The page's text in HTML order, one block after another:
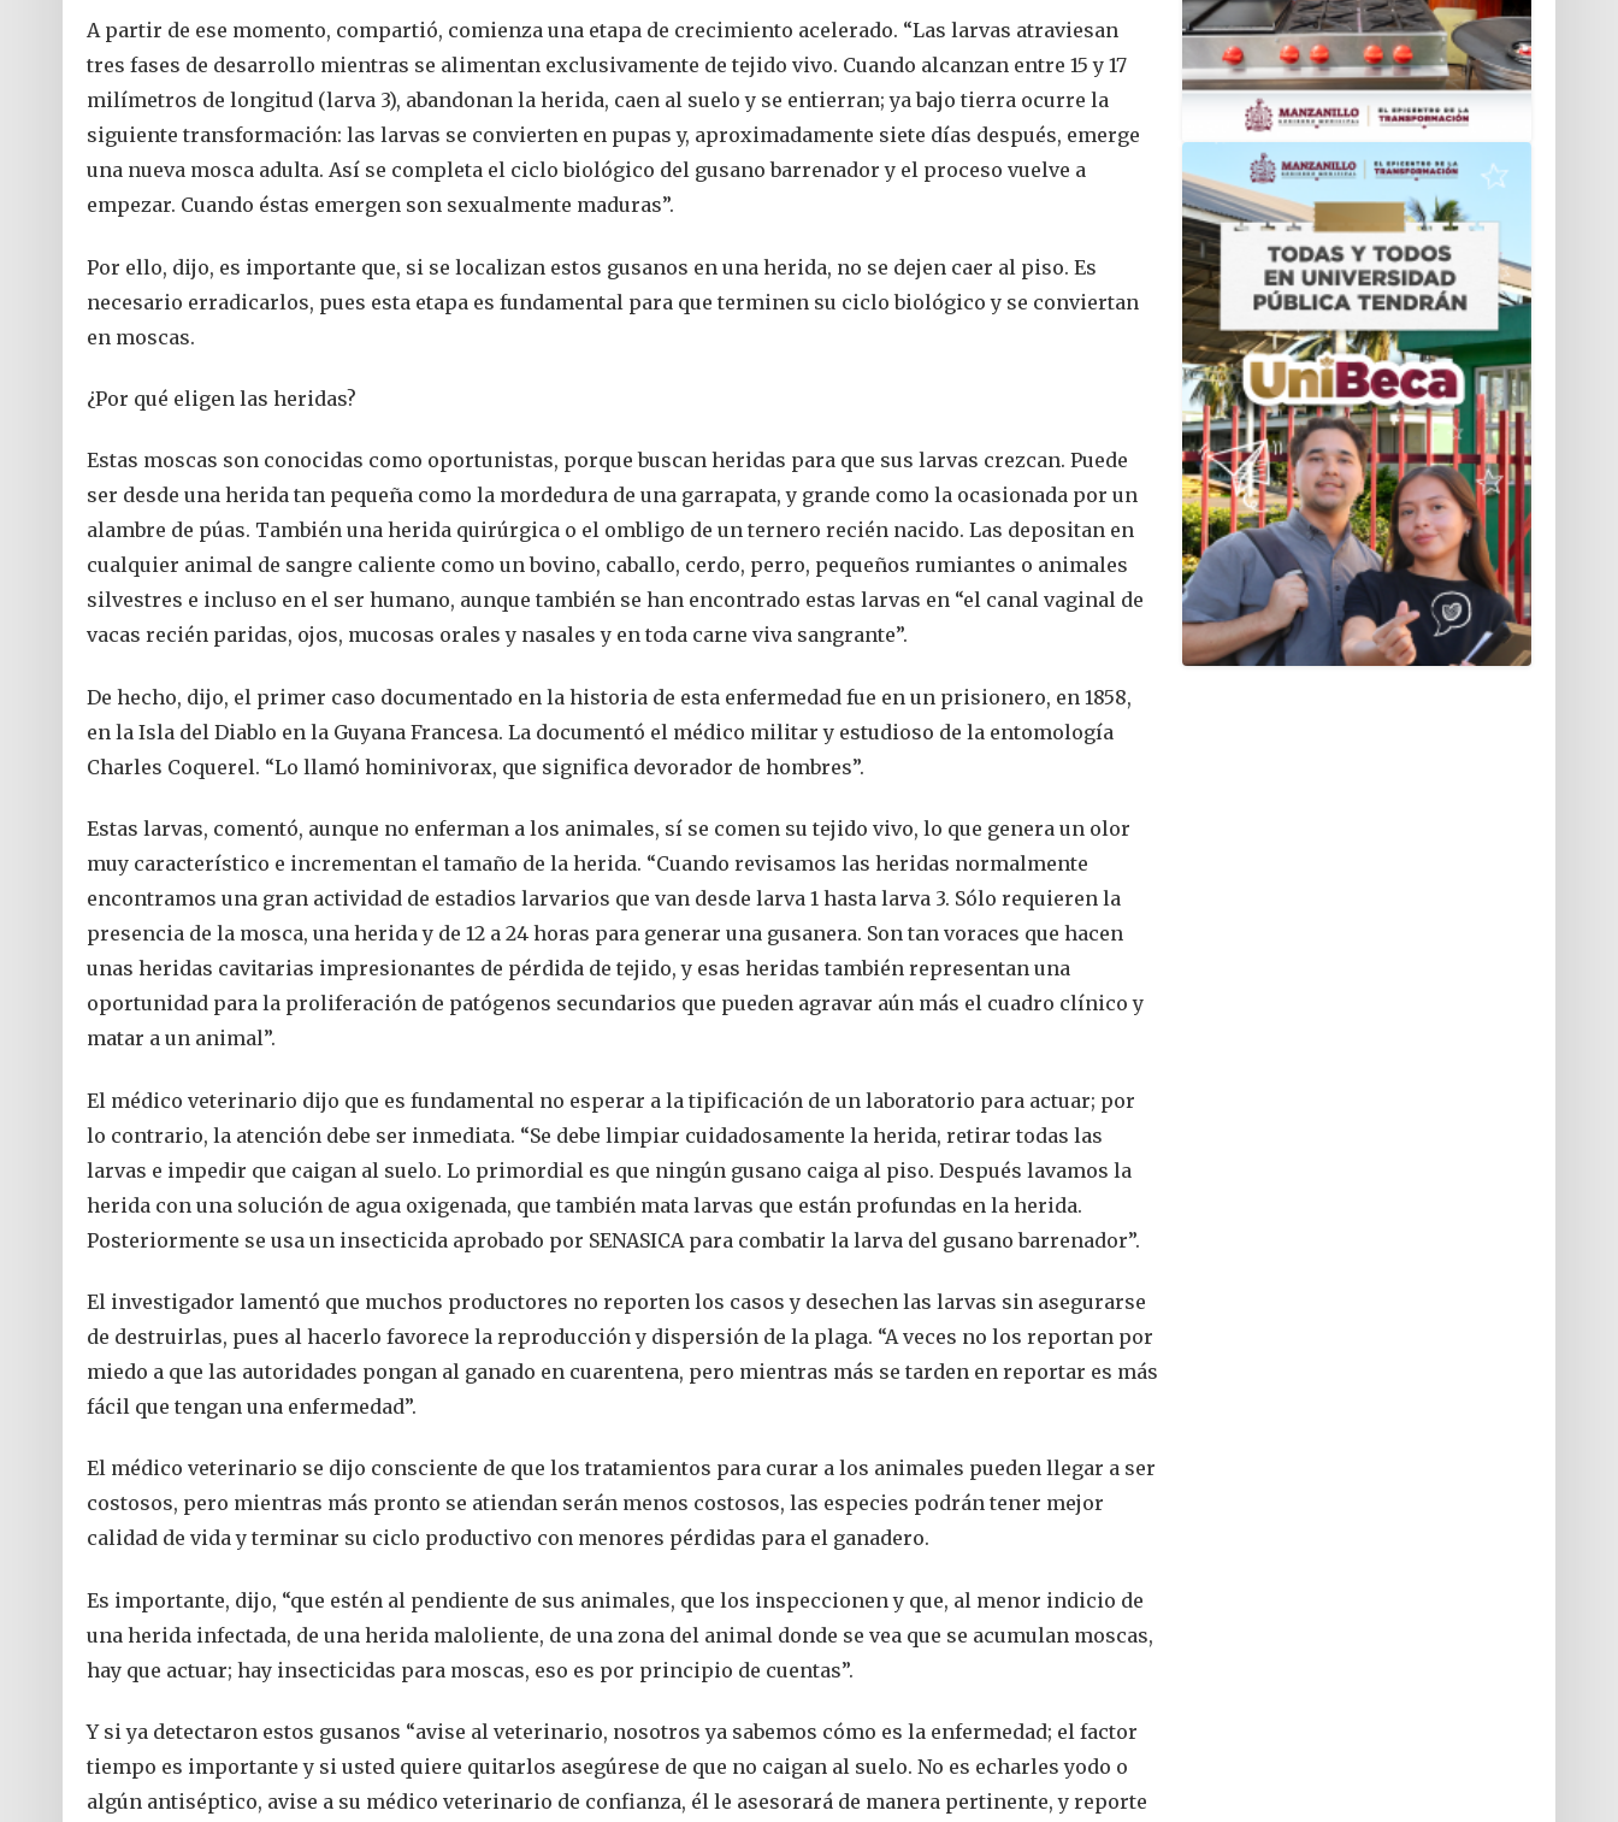
A partir de ese momento, compartió, comienza una etapa de crecimiento acelerado. “Las larvas atraviesan
tres fases de desarrollo mientras se alimentan exclusivamente de tejido vivo. Cuando alcanzan entre 15 y 17
milímetros de longitud (larva 3), abandonan la herida, caen al suelo y se entierran; ya bajo tierra ocurre la
siguiente transformación: las larvas se convierten en pupas y, aproximadamente siete días después, emerge
una nueva mosca adulta. Así se completa el ciclo biológico del gusano barrenador y el proceso vuelve a
empezar. Cuando éstas emergen son sexualmente maduras”.
Por ello, dijo, es importante que, si se localizan estos gusanos en una herida, no se dejen caer al piso. Es
necesario erradicarlos, pues esta etapa es fundamental para que terminen su ciclo biológico y se conviertan
en moscas.
¿Por qué eligen las heridas?
Estas moscas son conocidas como oportunistas, porque buscan heridas para que sus larvas crezcan. Puede
ser desde una herida tan pequeña como la mordedura de una garrapata, y grande como la ocasionada por un
alambre de púas. También una herida quirúrgica o el ombligo de un ternero recién nacido. Las depositan en
cualquier animal de sangre caliente como un bovino, caballo, cerdo, perro, pequeños rumiantes o animales
silvestres e incluso en el ser humano, aunque también se han encontrado estas larvas en “el canal vaginal de
vacas recién paridas, ojos, mucosas orales y nasales y en toda carne viva sangrante”.
De hecho, dijo, el primer caso documentado en la historia de esta enfermedad fue en un prisionero, en 1858,
en la Isla del Diablo en la Guyana Francesa. La documentó el médico militar y estudioso de la entomología
Charles Coquerel. “Lo llamó hominivorax, que significa devorador de hombres”.
Estas larvas, comentó, aunque no enferman a los animales, sí se comen su tejido vivo, lo que genera un olor
muy característico e incrementan el tamaño de la herida. “Cuando revisamos las heridas normalmente
encontramos una gran actividad de estadios larvarios que van desde larva 1 hasta larva 3. Sólo requieren la
presencia de la mosca, una herida y de 12 a 24 horas para generar una gusanera. Son tan voraces que hacen
unas heridas cavitarias impresionantes de pérdida de tejido, y esas heridas también representan una
oportunidad para la proliferación de patógenos secundarios que pueden agravar aún más el cuadro clínico y
matar a un animal”.
El médico veterinario dijo que es fundamental no esperar a la tipificación de un laboratorio para actuar; por
lo contrario, la atención debe ser inmediata. “Se debe limpiar cuidadosamente la herida, retirar todas las
larvas e impedir que caigan al suelo. Lo primordial es que ningún gusano caiga al piso. Después lavamos la
herida con una solución de agua oxigenada, que también mata larvas que están profundas en la herida.
Posteriormente se usa un insecticida aprobado por SENASICA para combatir la larva del gusano barrenador”.
El investigador lamentó que muchos productores no reporten los casos y desechen las larvas sin asegurarse
de destruirlas, pues al hacerlo favorece la reproducción y dispersión de la plaga. “A veces no los reportan por
miedo a que las autoridades pongan al ganado en cuarentena, pero mientras más se tarden en reportar es más
fácil que tengan una enfermedad”.
El médico veterinario se dijo consciente de que los tratamientos para curar a los animales pueden llegar a ser
costosos, pero mientras más pronto se atiendan serán menos costosos, las especies podrán tener mejor
calidad de vida y terminar su ciclo productivo con menores pérdidas para el ganadero.
Es importante, dijo, “que estén al pendiente de sus animales, que los inspeccionen y que, al menor indicio de
una herida infectada, de una herida maloliente, de una zona del animal donde se vea que se acumulan moscas,
hay que actuar; hay insecticidas para moscas, eso es por principio de cuentas”.
Y si ya detectaron estos gusanos “avise al veterinario, nosotros ya sabemos cómo es la enfermedad; el factor
tiempo es importante y si usted quiere quitarlos asegúrese de que no caigan al suelo. No es echarles yodo o
algún antiséptico, avise a su médico veterinario de confianza, él le asesorará de manera pertinente, y reporte